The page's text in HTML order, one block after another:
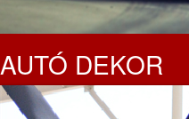
AUTÓ DEKOR